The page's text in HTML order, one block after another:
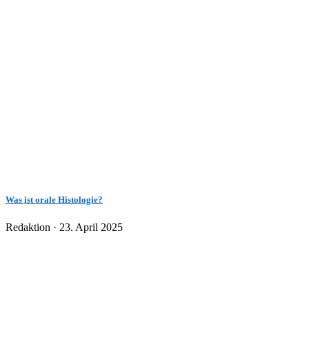
Was ist orale Histologie?
Redaktion · Veröffentlicht
23. April 2025